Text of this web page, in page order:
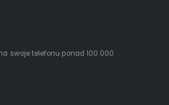
swoje telefonu ponad 100 000